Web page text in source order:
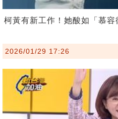
柯黃有新工作！她酸如「慕容
2026/01/29 17:26